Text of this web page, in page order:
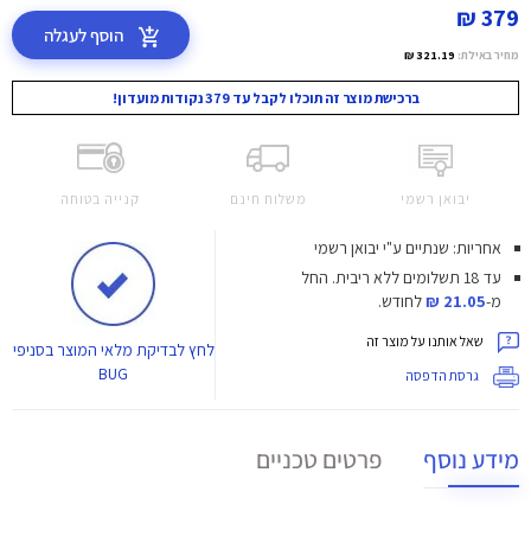
379 ₪
מחיר באילת: 321.19 ₪
הוסף לעגלה
ברכישת מוצר זה תוכלו לקבל עד 379 נקודות מועדון!
יבואן רשמי משלוח חינם קנייה בטוחה
אחריות: שנתיים ע"י יבואן רשמי
עד 18 תשלומים ללא ריבית.
החל
מ-21.05 ₪ לחודש.
שאל אותנו על מוצר זה
גרסת הדפסה
לחץלבדיקת מלאי המוצר בסניפי
BUG
מידע נוסף פרטים טכניים